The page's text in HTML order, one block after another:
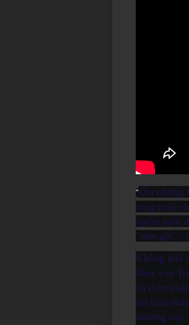
"Ôm những
rong ruổi
ngậm ngùi
"tắm gội" ,
Không biết
khúc của
và thân
lời kinh
thường này.